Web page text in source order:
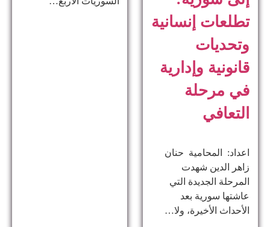
تطلعات إنسانية
وتحديات
قانونية وإدارية
في مرحلة
التعافي
اعداد: المحامية حنان
زاهر الدين ​شهدت
المرحلة الجديدة التي
عاشتها سورية بعد
الأحداث الأخيرة، ولا…